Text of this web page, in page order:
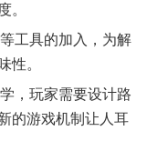
。
工具的加入，为解
性。
，玩家需要设计路
的游戏机制让人耳